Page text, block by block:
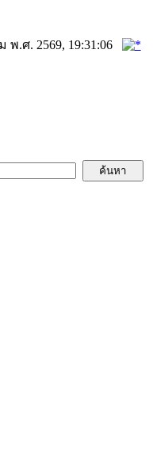
.ศ. 2569, 19:31:06